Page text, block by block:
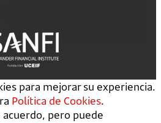
para mejorar su experiencia.
Política de Cookies.
pero puede